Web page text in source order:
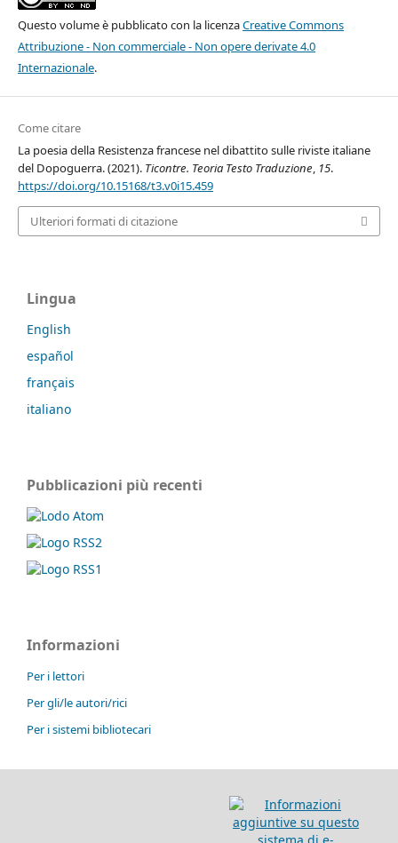
Questo volume è pubblicato con la licenzaCreative Commons
Attribuzione - Non commerciale - Non opere derivate 4.0
Internazionale.
Come citare
La poesia della Resistenza francese nel dibattito sulle riviste italiane
del Dopoguerra. (2021). Ticontre. Teoria Testo Traduzione, 15.
https://doi.org/10.15168/t3.v0i15.459
Ulteriori formati di citazione
Lingua
English
español
français
italiano
Pubblicazioni più recenti
Informazioni
Per i lettori
Per gli/le autori/rici
Per i sistemi bibliotecari